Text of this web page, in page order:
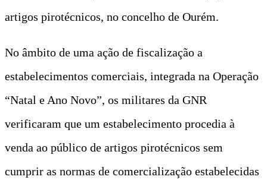
artigos pirotécnicos, no concelho de Ourém.
No âmbito de uma ação de fiscalização a
estabelecimentos comerciais, integrada na Operação
“Natal e Ano Novo”, os militares da GNR
verificaram que um estabelecimento procedia à
venda ao público de artigos pirotécnicos sem
cumprir as normas de comercialização estabelecidas